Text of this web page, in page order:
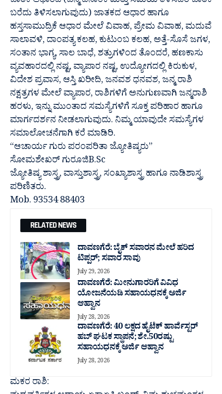
ಬರೆದು ತಿಳಿಸಲಾಗುವುದು) ಜಾತಕದ ಆಧಾರ ಹಾಗೂ
ಹಸ್ತಸಾಮುದ್ರಿಕೆ ಆಧಾರ ಮೇಲೆ ವಿವಾಹ, ಪ್ರೇಮ ವಿವಾಹ, ಮದುವೆ
ಸಾಲಾವಳಿ, ದಾಂಪತ್ಯ ಕಲಹ, ಕುಟುಂಬ ಕಲಹ, ಅತ್ತೆ-ಸೊಸೆ ಜಗಳ,
ಸಂತಾನ ಭಾಗ್ಯ, ಸಾಲ ಬಾಧೆ, ಶತ್ರುಗಳಿಂದ ತೊಂದರೆ, ಹಣಕಾಸು
ವ್ಯವಹಾರದಲ್ಲಿ ನಷ್ಟ, ವ್ಯಾಪಾರ ನಷ್ಟ, ಉದ್ಯೋಗದಲ್ಲಿ ಕಿರುಕುಳ,
ವಿದೇಶ ಪ್ರವಾಸ, ಆಸ್ತಿ ಖರೀದಿ, ಜನವಶ ಧನವಶ, ಜನ್ಮ ರಾಶಿ
ನಕ್ಷತ್ರಗಳ ಮೇಲೆ ವ್ಯಾಪಾರ, ರಾಶಿಗಳಿಗೆ ಅನುಗುಣವಾಗಿ ಜನ್ಮರಾಶಿ
ಹರಳು, ಇನ್ನು ಮುಂತಾದ ಸಮಸ್ಯೆಗಳಿಗೆ ಸೂಕ್ತ ಪರಿಹಾರ ಹಾಗೂ
ಮಾರ್ಗದರ್ಶನ ನೀಡಲಾಗುವುದು. ನಿಮ್ಮ ಯಾವುದೇ ಸಮಸ್ಯೆಗಳ
ಸಮಾಲೋಚನೆಗಾಗಿ ಕರೆ ಮಾಡಿರಿ.
“ಆಚಾರ್ಯ ಗುರು ಪರಂಪರಿತಾ ಜ್ಯೋತಿಷ್ಯರು”
ಸೋಮಶೇಖರ್ ಗುರೂಜಿB.Sc
ಜ್ಯೋತಿಷ್ಯ ಶಾಸ್ತ್ರ, ವಾಸ್ತುಶಾಸ್ತ್ರ, ಸಂಖ್ಯಾಶಾಸ್ತ್ರ ಹಾಗೂ ನಾಡಿಶಾಸ್ತ್ರ
ಪರಿಣಿತರು.
Mob. 93534 88403
RELATED NEWS
ದಾವಣಗೆರೆ: ಬೈಕ್ ಸವಾರನ ಮೇಲೆ ಹರಿದ
ಟಿಪ್ಪರ್; ಸವಾರ ಸಾವು
July 29, 2026
ದಾವಣಗೆರೆ: ಮೀನುಗಾರರಿಗೆ ವಿವಿಧ
ಯೋಜನೆಯಡಿ ಸಹಾಯಧನಕ್ಕೆ ಅರ್ಜಿ
ಆಹ್ವಾನ
July 28, 2026
ದಾವಣಗೆರೆ: 40 ಲಕ್ಷದ ಹೈಟೆಕ್ ಹಾರ್ವೆಸ್ಟರ್
ಹಬ್ ಘಟಕ ಸ್ಥಾಪನೆ; ಶೇ.50ರಷ್ಟು
ಸಹಾಯಧನಕ್ಕೆ ಅರ್ಜಿ ಆಹ್ವಾನ
July 28, 2026
ಮಕರ ರಾಶಿ: